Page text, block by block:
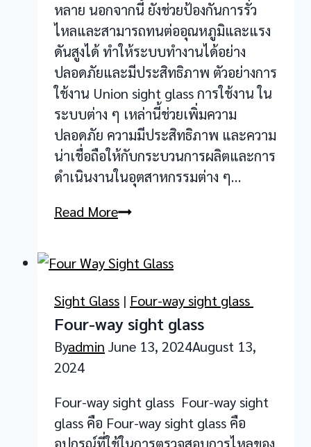
หลาย นอกจากนี้ ยังช่วยป้องกันการรั่ว
ไหลและสามารถทนต่ออุณหภูมิและแรง
ดันสูงได้ ทำให้ระบบทำงานได้อย่าง
ปลอดภัยและมีประสิทธิภาพ ตัวอย่างการ
ใช้งาน Union sight glass การใช้งาน ใน
ระบบต่าง ๆ เหล่านี้ช่วยเพิ่มความ
ปลอดภัย ความมีประสิทธิภาพ และความ
น่าเชื่อถือให้กับกระบวนการผลิตและการ
ดำเนินงานในอุตสาหกรรมต่าง ๆ…
Read MoreUnion
Sight Glass | Four-way sight glass
Four-way sight glass
Byadmin June 13, 2024August 13,
2024
Four-way sight glass Four-way sight
glass คือ Four-way sight glass คือ